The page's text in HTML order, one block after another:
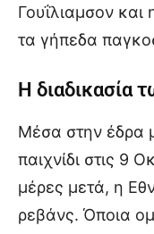
Γουΐλιαμσον και
τα γήπεδα
Η διαδικασία
Μέσα στην έδρα
παιχνίδι στις 9
μέρες μετά, η
ρεβάνς. Όποια